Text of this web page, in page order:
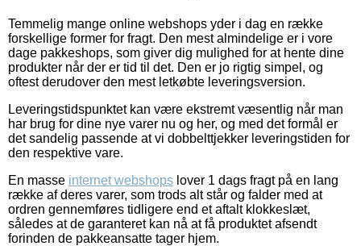
Temmelig mange online webshops yder i dag en række
forskellige former for fragt. Den mest almindelige er i vore
dage pakkeshops, som giver dig mulighed for at hente dine
produkter når der er tid til det. Den er jo rigtig simpel, og
oftest derudover den mest letkøbte leveringsversion.
Leveringstidspunktet kan være ekstremt væsentlig når man
har brug for dine nye varer nu og her, og med det formål er
det sandelig passende at vi dobbelttjekker leveringstiden for
den respektive vare.
En masse internet webshops lover 1 dags fragt på en lang
række af deres varer, som trods alt står og falder med at
ordren gennemføres tidligere end et aftalt klokkeslæt,
således at de garanteret kan nå at få produktet afsendt
forinden de pakkeansatte tager hjem.